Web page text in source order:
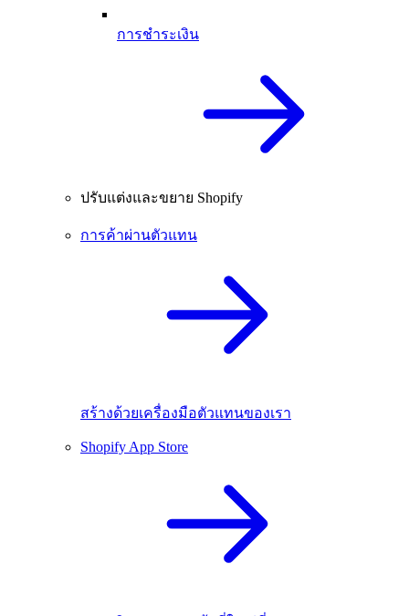
การชำระเงิน
ปรับแต่งและขยาย Shopify
การค้าผ่านตัวแทน
สร้างด้วยเครื่องมือตัวแทนของเรา
Shopify App Store